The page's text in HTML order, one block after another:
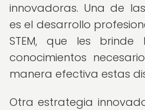
innovadoras. Una de
es el desarrollo
STEM, que les
conocimientos
manera efectiva estas
Otra estrategia